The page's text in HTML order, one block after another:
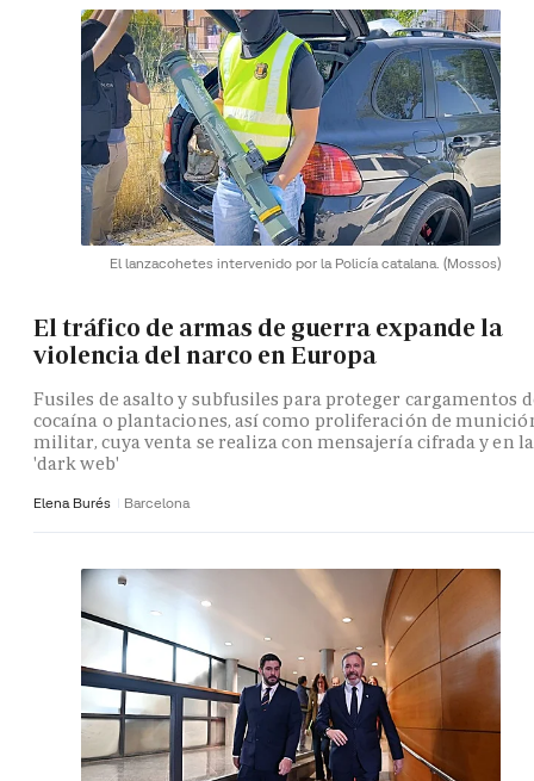
El lanzacohetes intervenido por la Policía catalana. (Mossos)
El tráfico de armas de guerra expande la
violencia del narco en Europa
Fusiles de asalto y subfusiles para proteger cargamentos
cocaína o plantaciones, así como proliferación de
militar, cuya venta se realiza con mensajería cifrada y en la
'dark web'
Elena Burés Barcelona